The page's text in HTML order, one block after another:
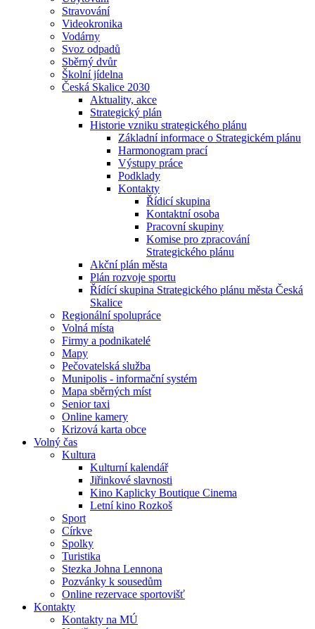
Stravování
Videokronika
Vodárny
Svoz odpadů
Sběrný dvůr
Školní jídelna
Česká Skalice 2030
Aktuality, akce
Strategický plán
Historie vzniku strategického plánu
Základní informace o Strategickém plánu
Harmonogram prací
Výstupy práce
Podklady
Kontakty
Řídicí skupina
Kontaktní osoba
Pracovní skupiny
Komise pro zpracování
Strategického plánu
Akční plán města
Plán rozvoje sportu
Řídící skupina Strategického plánu města Česká
Skalice
Regionální spolupráce
Volná místa
Firmy a podnikatelé
Mapy
Pečovatelská služba
Munipolis - informační systém
Mapa sběrných míst
Senior taxi
Online kamery
Krizová karta obce
Volný čas
Kultura
Kulturní kalendář
Jiřinkové slavnosti
Kino Kaplicky Boutique Cinema
Letní kino Rozkoš
Sport
Církve
Spolky
Turistika
Stezka Johna Lennona
Pozvánky k sousedům
Online rezervace sportovišť
Kontakty
Kontakty na MÚ